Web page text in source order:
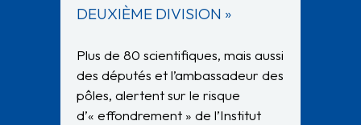
DEUXIÈME DIVISION »
Plus de 80 scientifiques, mais aussi
des députés et l’ambassadeur des
pôles, alertent sur le risque
d’« effondrement » de l’Institut